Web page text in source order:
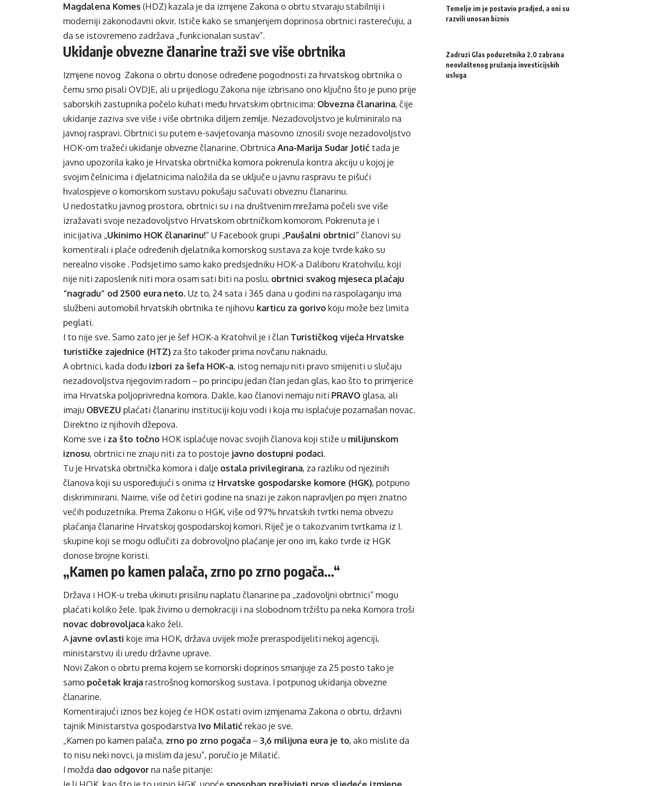
Magdalena Komes (HDZ) kazala je da izmjene Zakona o obrtu stvaraju stabilniji i
moderniji zakonodavni okvir. Ističe kako se smanjenjem doprinosa obrtnici rasterećuju, a
da se istovremeno zadržava „funkcionalan sustav”.
Ukidanje obvezne članarine traži sve više obrtnika
Izmjene novog Zakona o obrtu donose određene pogodnosti za hrvatskog obrtnika o
čemu smo pisali OVDJE, ali u prijedlogu Zakona nije izbrisano ono ključno što je puno prije
saborskih zastupnika počelo kuhati među hrvatskim obrtnicima: Obvezna članarina, čije
ukidanje zaziva sve više i više obrtnika diljem zemlje. Nezadovoljstvo je kulminiralo na
javnoj raspravi. Obrtnici su putem e-savjetovanja masovno iznosili svoje nezadovoljstvo
HOK-om tražeći ukidanje obvezne članarine. Obrtnica Ana-Marija Sudar Jotić tada je
javno upozorila kako je Hrvatska obrtnička komora pokrenula kontra akciju u kojoj je
svojim čelnicima i djelatnicima naložila da se uključe u javnu raspravu te pišući
hvalospjeve o komorskom sustavu pokušaju sačuvati obveznu članarinu.
U nedostatku javnog prostora, obrtnici su i na društvenim mrežama počeli sve više
izražavati svoje nezadovoljstvo Hrvatskom obrtničkom komorom. Pokrenuta je i
inicijativa „Ukinimo HOK članarinu!“ U Facebook grupi „Paušalni obrtnici“ članovi su
komentirali i plaće određenih djelatnika komorskog sustava za koje tvrde kako su
nerealno visoke . Podsjetimo samo kako predsjedniku HOK-a Daliboru Kratohvilu, koji
nije niti zaposlenik niti mora osam sati biti na poslu, obrtnici svakog mjeseca plaćaju
“nagradu” od 2500 eura neto. Uz to, 24 sata i 365 dana u godini na raspolaganju ima
službeni automobil hrvatskih obrtnika te njihovu karticu za gorivo koju može bez limita
peglati.
I to nije sve. Samo zato jer je šef HOK-a Kratohvil je i član Turističkog vijeća Hrvatske
turističke zajednice (HTZ) za što također prima novčanu naknadu.
A obrtnici, kada dođu izbori za šefa HOK-a, istog nemaju niti pravo smijeniti u slučaju
nezadovoljstva njegovim radom – po principu jedan član jedan glas, kao što to primjerice
ima Hrvatska poljoprivredna komora. Dakle, kao članovi nemaju niti PRAVO glasa, ali
imaju OBVEZU plaćati članarinu instituciji koju vodi i koja mu isplaćuje pozamašan novac.
Direktno iz njihovih džepova.
Kome sve i za što točno HOK isplaćuje novac svojih članova koji stiže u milijunskom
iznosu, obrtnici ne znaju niti za to postoje javno dostupni podaci.
Tu je Hrvatska obrtnička komora i dalje ostala privilegirana, za razliku od njezinih
članova koji su uspoređujući s onima iz Hrvatske gospodarske komore (HGK), potpuno
diskriminirani. Naime, više od četiri godine na snazi je zakon napravljen po mjeri znatno
većih poduzetnika. Prema Zakonu o HGK, više od 97% hrvatskih tvrtki nema obvezu
plaćanja članarine Hrvatskoj gospodarskoj komori. Riječ je o takozvanim tvrtkama iz I.
skupine koji se mogu odlučiti za dobrovoljno plaćanje jer ono im, kako tvrde iz HGK
donose brojne koristi.
„Kamen po kamen palača, zrno po zrno pogača…“
Država i HOK-u treba ukinuti prisilnu naplatu članarine pa „zadovoljni obrtnici“ mogu
plaćati koliko žele. Ipak živimo u demokraciji i na slobodnom tržištu pa neka Komora troši
novac dobrovoljaca kako želi.
A javne ovlasti koje ima HOK, država uvijek može preraspodijeliti nekoj agenciji,
ministarstvu ili uredu državne uprave.
Novi Zakon o obrtu prema kojem se komorski doprinos smanjuje za 25 posto tako je
samo početak kraja rastrošnog komorskog sustava. I potpunog ukidanja obvezne
članarine.
Komentirajući iznos bez kojeg će HOK ostati ovim izmjenama Zakona o obrtu, državni
tajnik Ministarstva gospodarstva Ivo Milatić rekao je sve.
„Kamen po kamen palača, zrno po zrno pogača – 3,6 milijuna eura je to, ako mislite da
to nisu neki novci, ja mislim da jesu”, poručio je Milatić.
I možda dao odgovor na naše pitanje:
Temelje im je postavio pradjed, a oni su
razvili unosan biznis
Zadruzi Glas poduzetnika 2.0 zabrana
neovlaštenog pružanja investicijskih
usluga